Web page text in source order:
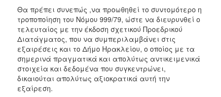
Θα πρέπει συνεπώς ,να προωθηθεί το συντομότερο η
τροποποίηση του Νόμου 999/79, ώστε να διευρυνθεί ο
τελευταίος με την έκδοση σχετικού Προεδρικού
Διατάγματος, που να συμπεριλαμβάνει στις
εξαιρέσεις και το Δήμο Ηρακλείου, ο οποίος με τα
σημερινά πραγματικά και απολύτως αντικειμενικά
στοιχεία και δεδομένα που συγκεντρώνει,
δικαιούται απολύτως αξιοκρατικά αυτή την
εξαίρεση.